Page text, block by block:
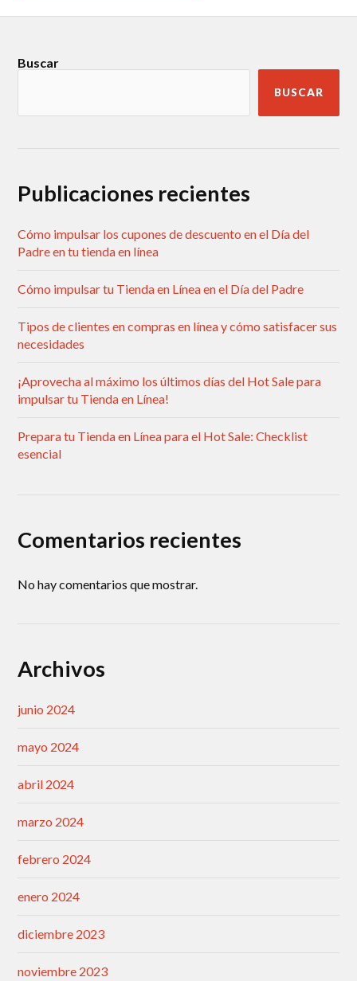
Buscar
BUSCAR
Publicaciones recientes
Cómo impulsar los cupones de descuento en el Día del
Padre en tu tienda en línea
Cómo impulsar tu Tienda en Línea en el Día del Padre
Tipos de clientes en compras en línea y cómo satisfacer sus
necesidades
¡Aprovecha al máximo los últimos días del Hot Sale para
impulsar tu Tienda en Línea!
Prepara tu Tienda en Línea para el Hot Sale: Checklist
esencial
Comentarios recientes
No hay comentarios que mostrar.
Archivos
junio 2024
mayo 2024
abril 2024
marzo 2024
febrero 2024
enero 2024
diciembre 2023
noviembre 2023